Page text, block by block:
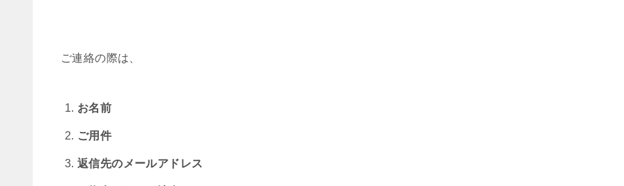
ご連絡の際は、
お名前
ご用件
返信先のメールアドレス